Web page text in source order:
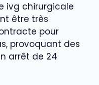
ivg chirurgicale
être très
pour
provoquant des
arrêt de 24